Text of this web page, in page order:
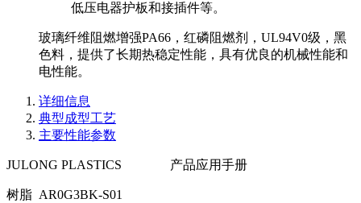
低压电器护板和接插件等。
玻璃纤维阻燃增强PA66，红磷阻燃剂，UL94V0级，黑
色料，提供了长期热稳定性能，具有优良的机械性能和
电性能。
详细信息
典型成型工艺
主要性能参数
JULONG PLASTICS 产品应用手册
树脂 AR0G3BK-S01